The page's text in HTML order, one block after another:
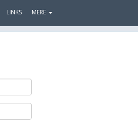
LINKS MERE